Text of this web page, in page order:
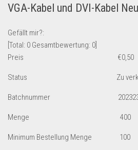
Lebensmittel & Getränke
Multimedia & Elektro
Münzen
Sport & Freizeit
VGA-Kabel und DVI-Kabel Neu
Gefällt mir?:
[Total: 0 Gesamtbewertung: 0
Preis €0,50
Status Zu
Batchnummer
Menge 400
Minimum Bestellung Menge 100